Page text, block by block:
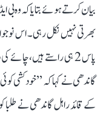
بھرتی نہیں نکل رہی۔ اس
پاس 2 ہی راستے ہیں،
گاندھی نے کہا کہ ’’خودکشی
کے قائد راہل گاندھی نے طلبا